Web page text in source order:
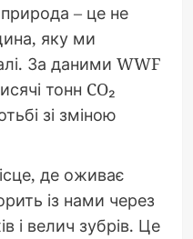
– це не
яку ми
За даними WWF
тонн CO₂
зі зміною
де оживає
із нами через
і велич зубрів. Це